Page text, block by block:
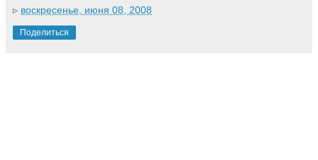
▹ воскресенье, июня 08, 2008
Поделиться